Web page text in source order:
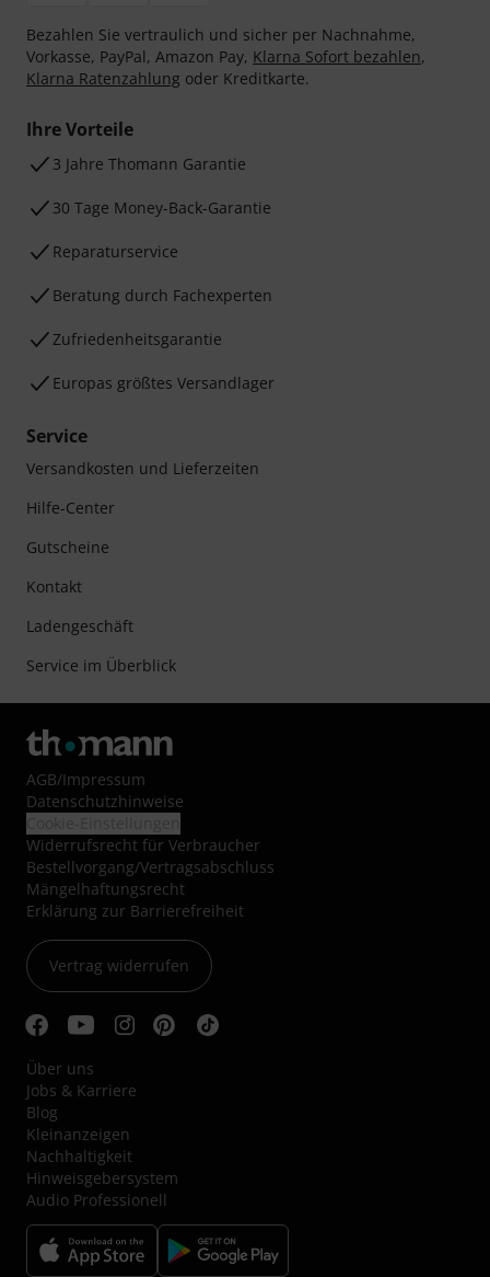
Bezahlen Sie vertraulich und sicher per Nachnahme,
Vorkasse, PayPal, Amazon Pay, Klarna Sofort bezahlen,
Klarna Ratenzahlung oder Kreditkarte.
Ihre Vorteile
3 Jahre Thomann Garantie
30 Tage Money-Back-Garantie
Reparaturservice
Beratung durch Fachexperten
Zufriedenheitsgarantie
Europas größtes Versandlager
Service
Versandkosten und Lieferzeiten
Hilfe-Center
Gutscheine
Kontakt
Ladengeschäft
Service im Überblick
AGB/Impressum
Datenschutzhinweise
Widerrufsrecht für Verbraucher
Bestellvorgang/Vertragsabschluss
Mängelhaftungsrecht
Erklärung zur Barrierefreiheit
Vertrag widerrufen
Über uns
Jobs & Karriere
Blog
Kleinanzeigen
Nachhaltigkeit
Hinweisgebersystem
Audio Professionell